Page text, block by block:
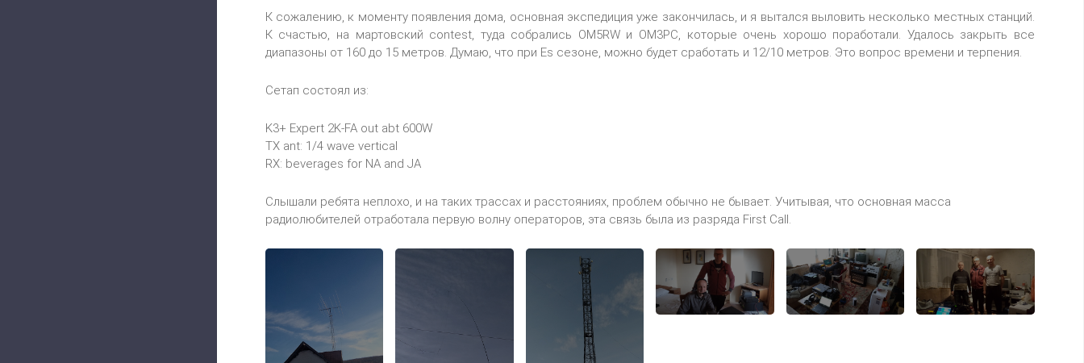
К сожалению, к моменту появления дома, основная экспедиция уже закончилась, и я вытался выловить несколько местных станций.
К счастью, на мартовский contest, туда собрались OM5RW и OM3PC, которые очень хорошо поработали. Удалось закрыть все
диапазоны от 160 до 15 метров. Думаю, что при Es сезоне, можно будет сработать и 12/10 метров. Это вопрос времени и терпения.
Сетап состоял из:
K3+ Expert 2K-FA out abt 600W
TX ant: 1/4 wave vertical
RX: beverages for NA and JA
Слышали ребята неплохо, и на таких трассах и расстояниях, проблем обычно не бывает. Учитывая, что основная масса
радиолюбителей отработала первую волну операторов, эта связь была из разряда First Call.